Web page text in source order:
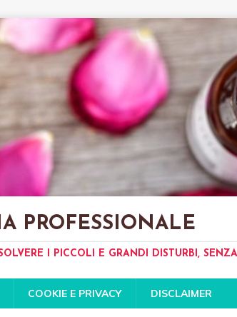
PROFESSIONALE
I PICCOLI E GRANDI DISTURBI,
COOKIE E PRIVACY DISCLAIMER